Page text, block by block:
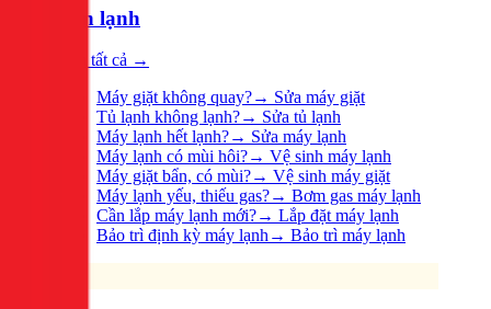
Điện lạnh
Xem tất cả →
Máy giặt không quay?→ Sửa máy giặt
Tủ lạnh không lạnh?→ Sửa tủ lạnh
Máy lạnh hết lạnh?→ Sửa máy lạnh
Máy lạnh có mùi hôi?→ Vệ sinh máy lạnh
Máy giặt bẩn, có mùi?→ Vệ sinh máy giặt
Máy lạnh yếu, thiếu gas?→ Bơm gas máy lạnh
Cần lắp máy lạnh mới?→ Lắp đặt máy lạnh
Bảo trì định kỳ máy lạnh→ Bảo trì máy lạnh